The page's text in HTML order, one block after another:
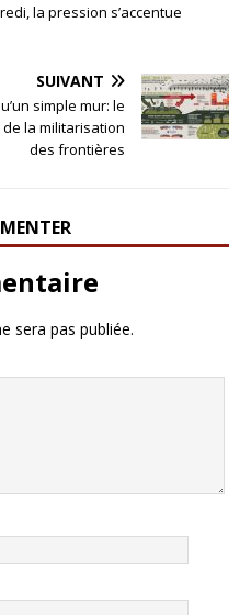
la pression s’accentue
SUIVANT
simple mur: le
la militarisation
des frontières
sera pas publiée.